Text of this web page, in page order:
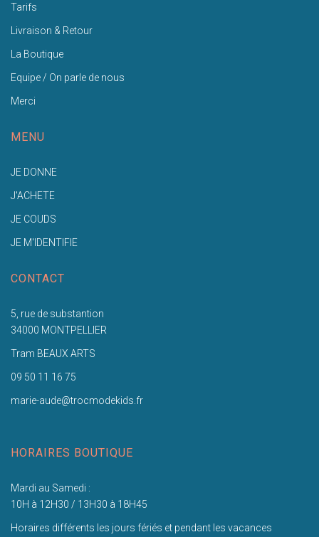
Tarifs
Livraison & Retour
La Boutique
Equipe / On parle de nous
Merci
MENU
JE DONNE
J'ACHETE
JE COUDS
JE M'IDENTIFIE
CONTACT
5, rue de substantion
34000 MONTPELLIER
Tram BEAUX ARTS
09 50 11 16 75
marie-aude@trocmodekids.fr
HORAIRES BOUTIQUE
Mardi au Samedi :
10H à 12H30 / 13H30 à 18H45
Horaires différents les jours fériés et pendant les vacances